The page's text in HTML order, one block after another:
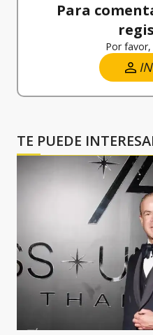
Para
Por favor,
TE PUEDE